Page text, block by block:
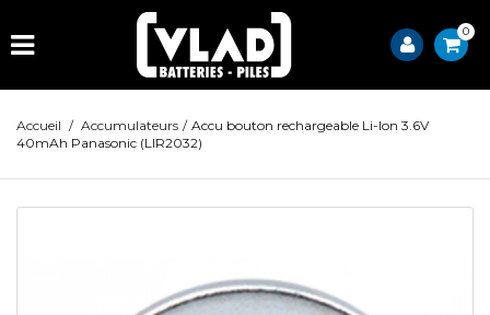
0
Accueil / Accumulateurs / Accu bouton rechargeable Li-Ion 3.6V
40mAh Panasonic (LIR2032)